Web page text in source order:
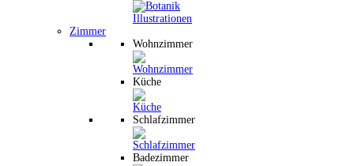
Zimmer
Wohnzimmer
Küche
Schlafzimmer
Badezimmer